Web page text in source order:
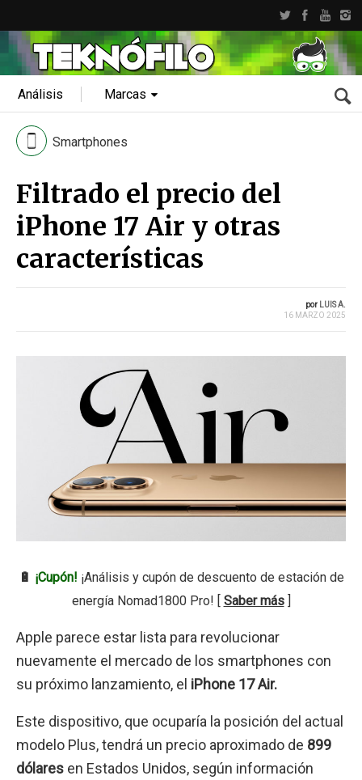
Análisis Marcas
Smartphones
Filtrado el precio del
iPhone 17 Air y otras
características
por LUIS A.
16 MARZO 2025
🔋 ¡Cupón! ¡Análisis y cupón de descuento de estación de
energía Nomad1800 Pro! [ Saber más]
Apple parece estar lista para revolucionar
nuevamente el mercado de los smartphones con
su próximo lanzamiento, el iPhone 17 Air.
Este dispositivo, que ocuparía la posición del actual
modelo Plus, tendrá un precio aproximado de 899
dólares en Estados Unidos, según información